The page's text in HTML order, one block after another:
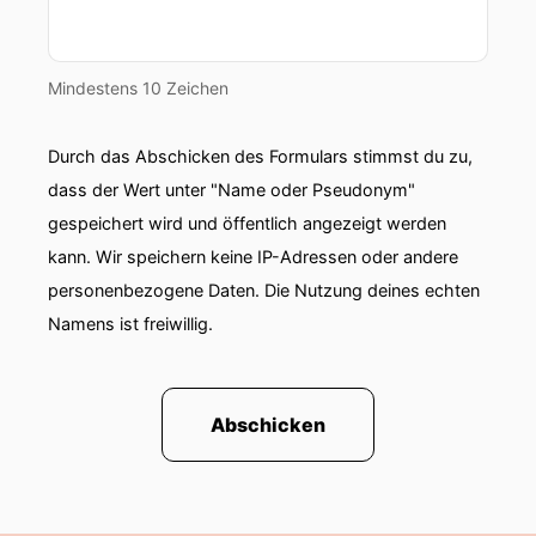
Woche Aufgaben.
Aufgaben ich sage immer im Maschinenraum
00:01:18: sie wissen ja alle wie jeder Patient wie
jedes VdK Mitglied,
00:01:22: das gesundheitliche Versorgung einem
stetigen Wandel unterworfen ist jeden Tag gibt's
Patienten behandelt werden können alle neuen
Medikamente alle neuen Methoden alle,
Mindestens 10 Zeichen
Durch das Abschicken des Formulars stimmst du zu,
dass der Wert unter "Name oder Pseudonym"
gespeichert wird und öffentlich angezeigt werden
kann. Wir speichern keine IP-Adressen oder andere
personenbezogene Daten. Die Nutzung deines echten
Namens ist freiwillig.
Abschicken